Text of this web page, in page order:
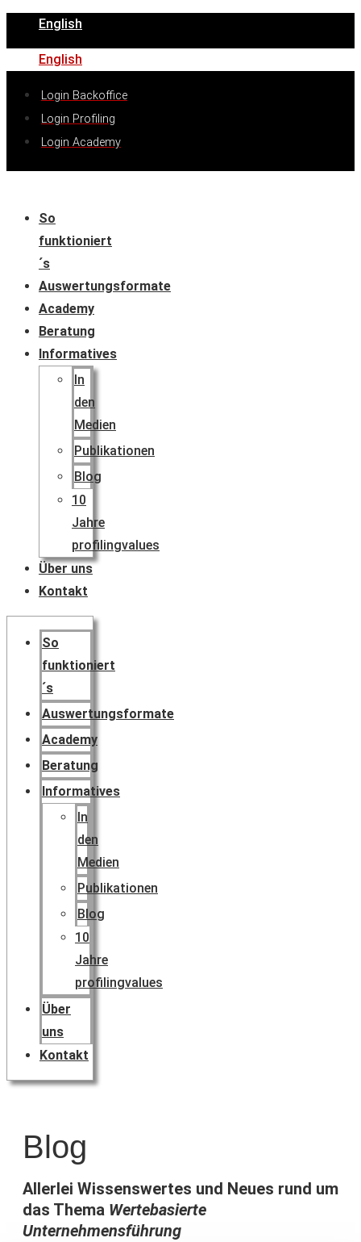
English
English
Login Backoffice
Login Profiling
Login Academy
So
funktioniert
´s
Auswertungsformate
Academy
Beratung
Informatives
In
den
Medien
Publikationen
Blog
10
Jahre
profilingvalues
Über uns
Kontakt
So
funktioniert
´s
Auswertungsformate
Academy
Beratung
Informatives
In
den
Medien
Publikationen
Blog
10
Jahre
profilingvalues
Über
uns
Kontakt
Blog
Allerlei Wissenswertes und Neues rund um
das Thema Wertebasierte
Unternehmensführung